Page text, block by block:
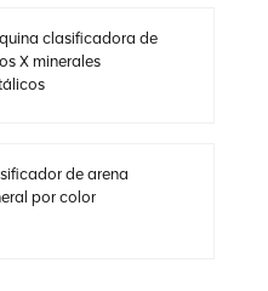
clasificadora de
X minerales
de arena
por color